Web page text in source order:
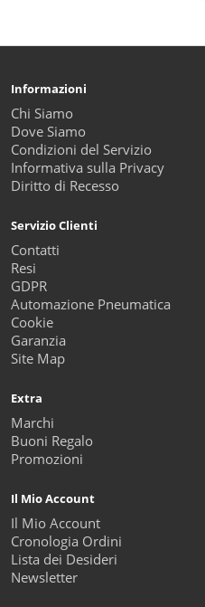
Informazioni
Chi Siamo
Dove Siamo
Condizioni del Servizio
Informativa sulla Privacy
Diritto di Recesso
Servizio Clienti
Contatti
Resi
GDPR
Automazione Pneumatica
Cookie
Garanzia
Site Map
Extra
Marchi
Buoni Regalo
Promozioni
Il Mio Account
Il Mio Account
Cronologia Ordini
Lista dei Desideri
Newsletter